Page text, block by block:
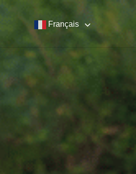
Français